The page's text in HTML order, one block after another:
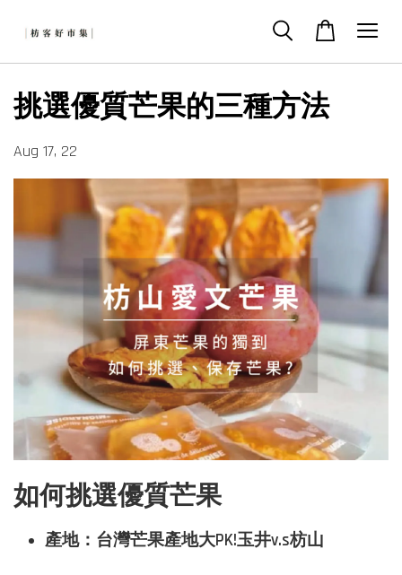
挑選優質芒果的三種方法
Aug 17, 22
如何挑選優質芒果
產地：台灣芒果產地大PK!玉井v.s枋山